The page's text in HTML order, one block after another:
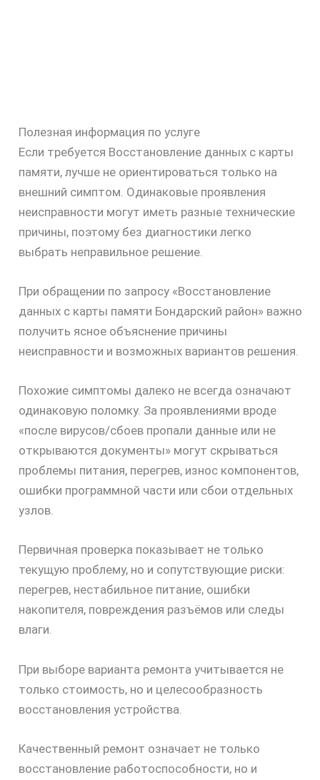
Полезная информация по услуге
Если требуется Восстановление данных с карты
памяти, лучше не ориентироваться только на
внешний симптом. Одинаковые проявления
неисправности могут иметь разные технические
причины, поэтому без диагностики легко
выбрать неправильное решение.
При обращении по запросу «Восстановление
данных с карты памяти Бондарский район» важно
получить ясное объяснение причины
неисправности и возможных вариантов решения.
Похожие симптомы далеко не всегда означают
одинаковую поломку. За проявлениями вроде
«после вирусов/сбоев пропали данные или не
открываются документы» могут скрываться
проблемы питания, перегрев, износ компонентов,
ошибки программной части или сбои отдельных
узлов.
Первичная проверка показывает не только
текущую проблему, но и сопутствующие риски:
перегрев, нестабильное питание, ошибки
накопителя, повреждения разъёмов или следы
влаги.
При выборе варианта ремонта учитывается не
только стоимость, но и целесообразность
восстановления устройства.
Качественный ремонт означает не только
восстановление работоспособности, но и